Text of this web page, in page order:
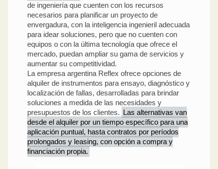
de ingeniería que cuenten con los recursos
necesarios para planificar un proyecto de
envergadura, con la inteligencia ingenieril adecuada
para idear soluciones, pero que no cuenten con
equipos o con la última tecnología que ofrece el
mercado, puedan ampliar su gama de servicios y
aumentar su competitividad.
La empresa argentina Reflex ofrece opciones de
alquiler de instrumentos para ensayo, diagnóstico y
localización de fallas, desarrolladas para brindar
soluciones a medida de las necesidades y
presupuestos de los clientes. Las alternativas van
desde el alquiler por un tiempo específico para una
aplicación puntual, hasta contratos por períodos
prolongados y leasing, con opción a compra y
financiación propia.